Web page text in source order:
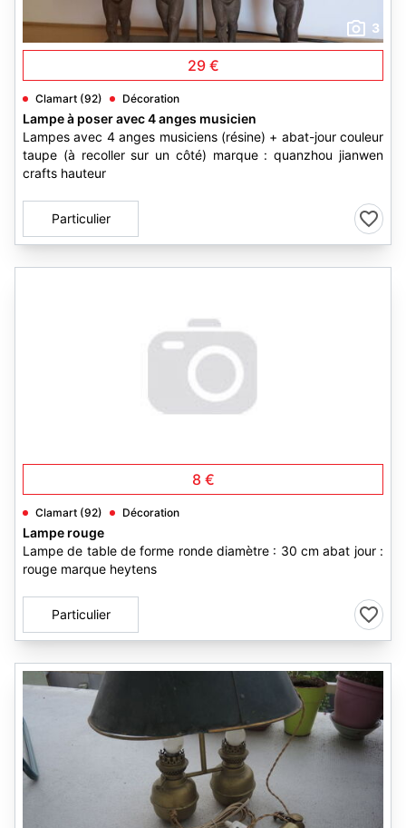
3
29 €
Clamart (92) Décoration
Lampe à poser avec 4 anges musicien
Lampes avec 4 anges musiciens (résine) + abat-jour couleur
taupe (à recoller sur un côté) marque : quanzhou jianwen
crafts hauteur
Particulier
8 €
Clamart (92) Décoration
Lampe rouge
Lampe de table de forme ronde diamètre : 30 cm abat jour :
rouge marque heytens
Particulier